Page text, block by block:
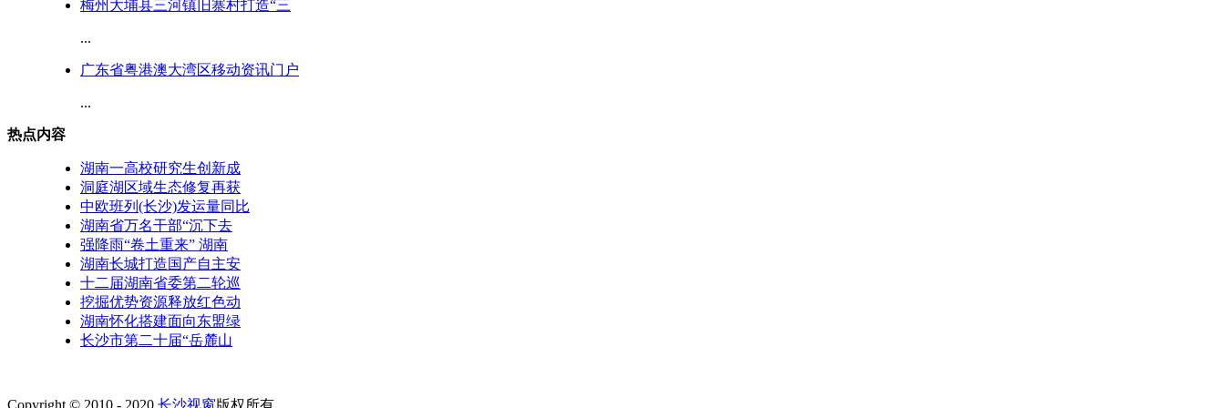
梅州大埔县三河镇旧寨村打造“三
...
广东省粤港澳大湾区移动资讯门户
...
热点内容
湖南一高校研究生创新成
洞庭湖区域生态修复再获
中欧班列(长沙)发运量同比
湖南省万名干部“沉下去
强降雨“卷土重来” 湖南
湖南长城打造国产自主安
十二届湖南省委第二轮巡
挖掘优势资源释放红色动
湖南怀化搭建面向东盟绿
长沙市第二十届“岳麓山